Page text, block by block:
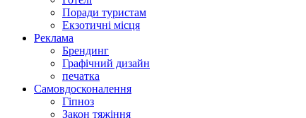
Поради туристам
Екзотичні місця
Реклама
Брендинг
Графічний дизайн
печатка
Самовдосконалення
Гіпноз
Закон тяжіння